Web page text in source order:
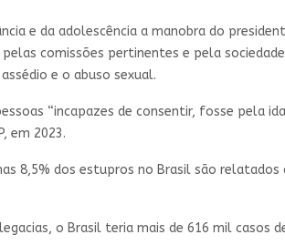
e da adolescência a manobra do
comissões pertinentes e pela
e o abuso sexual.
“incapazes de consentir, fosse pela
em 2023.
8,5% dos estupros no Brasil são
o Brasil teria mais de 616 mil casos